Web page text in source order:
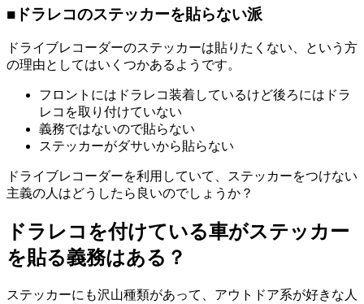
■ドラレコのステッカーを貼らない派
ドライブレコーダーのステッカーは貼りたくない、という方
の理由としてはいくつかあるようです。
フロントにはドラレコ装着しているけど後ろにはドラ
レコを取り付けていない
義務ではないので貼らない
ステッカーがダサいから貼らない
ドライブレコーダーを利用していて、ステッカーをつけない
主義の人はどうしたら良いのでしょうか？
ドラレコを付けている車がステッカー
を貼る義務はある？
ステッカーにも沢山種類があって、アウトドア系が好きな人